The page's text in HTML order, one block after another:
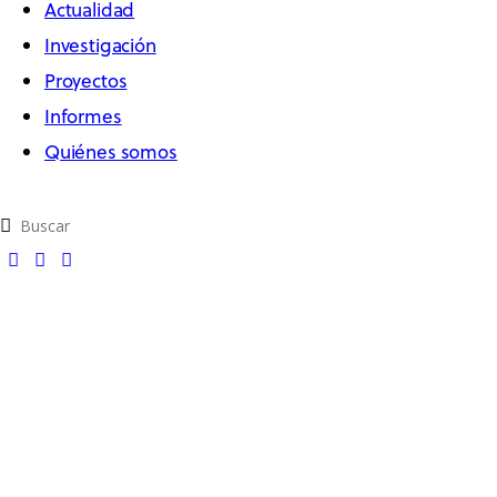
Actualidad
Investigación
Proyectos
Informes
Quiénes somos